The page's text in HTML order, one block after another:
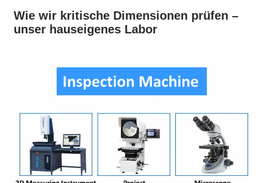
Wie wir kritische Dimensionen prüfen –
unser hauseigenes Labor